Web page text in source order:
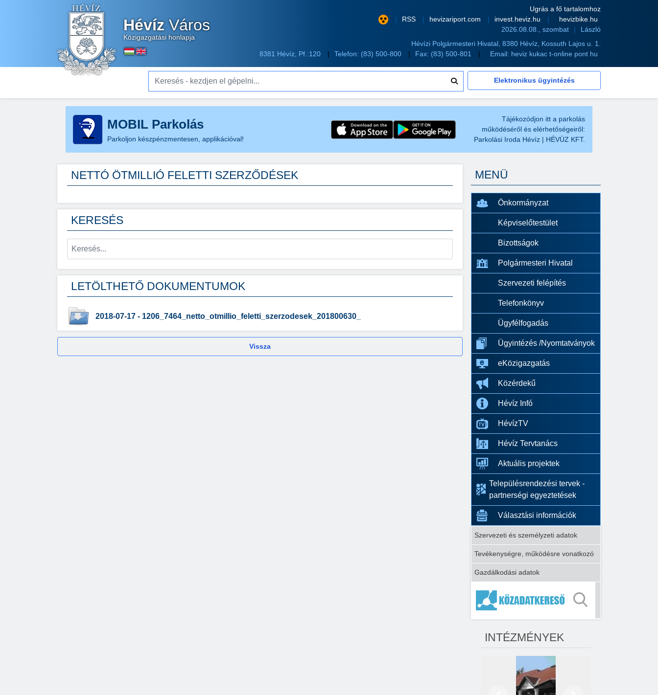
HévízVáros
Közigazgatási honlapja
Ugrás a fő tartalomhoz
RSS
hevizariport.com invest.heviz.hu
hevizbike.hu
2026.08.08., szombat
László
Hévízi Polgármesteri Hivatal, 8380 Hévíz, Kossuth Lajos u. 1.
8381 Hévíz, Pf.:120
Telefon: (83) 500-800 Fax: (83) 500-801 Email: heviz kukac t-online pont hu
Keresés - kezdjen el gépelni...
Elektronikus ügyintézés
MOBIL Parkolás
Parkoljon készpénzmentesen, applikációval!
Tájékozódjon itt a parkolás
működéséről és elérhetőségeiről:
Parkolási Iroda Hévíz | HÉVÜZ KFT.
NETTÓ ÖTMILLIÓ FELETTI SZERZŐDÉSEK
KERESÉS
LETÖLTHETŐ DOKUMENTUMOK
2018-07-17 - 1206_7464_netto_otmillio_feletti_szerzodesek_201800630_
Vissza
MENÜ
Önkormányzat
Képviselőtestület
Bizottságok
Polgármesteri Hivatal
Szervezeti felépítés
Telefonkönyv
Ügyfélfogadás
Ügyintézés /Nyomtatványok
eKözigazgatás
Közérdekű
Hévíz Infó
HévízTV
Hévíz Tervtanács
Aktuális projektek
Településrendezési tervek -
partnerségi egyeztetések
Választási információk
Szervezeti és személyzeti adatok
Tevékenységre, működésre vonatkozó
Gazdálkodási adatok
INTÉZMÉNYEK